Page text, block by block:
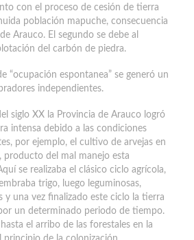
con el proceso de cesión de tierra
población mapuche, consecuencia
Arauco. El segundo se debe al
del carbón de piedra.
“ocupación espontanea” se generó un
independientes.
siglo XX la Provincia de Arauco logró
intensa debido a las condiciones
por ejemplo, el cultivo de arvejas en
producto del mal manejo esta
se realizaba el clásico ciclo agrícola,
trigo, luego leguminosas,
y una vez finalizado este ciclo la tierra
un determinado periodo de tiempo.
el arribo de las forestales en la